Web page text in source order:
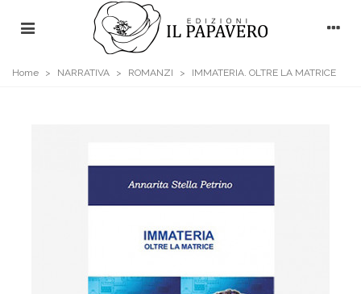
Home > NARRATIVA > ROMANZI > IMMATERIA. OLTRE LA MATRICE